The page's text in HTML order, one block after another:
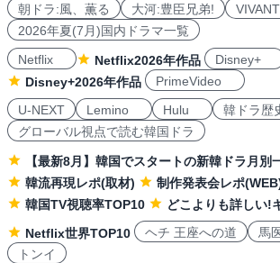
朝ドラ:風、薫る 大河:豊臣兄弟!
VIVANT
2026年夏(7月)国内ドラマ一覧
Netflix
Netflix2026年作品
Disney+
Disney+2026年作品
PrimeVideo
U-NEXT
Lemino Hulu
韓ドラ歴
グローバル視点で読む韓国ドラ
【最新8月】韓国でスタートの新韓ドラ月別
韓流再現レポ(取材)
制作発表会レポ
韓国TV視聴率TOP10
どこよりも詳しい!
Netflix世界TOP10
ヘチ 王座への道 馬
トンイ